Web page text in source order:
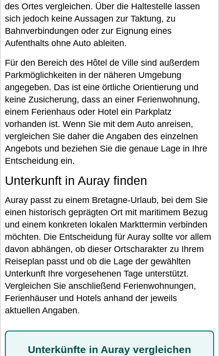
des Ortes vergleichen. Über die Haltestelle lassen
sich jedoch keine Aussagen zur Taktung, zu
Bahnverbindungen oder zur Eignung eines
Aufenthalts ohne Auto ableiten.
Für den Bereich des Hôtel de Ville sind außerdem
Parkmöglichkeiten in der näheren Umgebung
angegeben. Das ist eine örtliche Orientierung und
keine Zusicherung, dass an einer Ferienwohnung,
einem Ferienhaus oder Hotel ein Parkplatz
vorhanden ist. Wenn Sie mit dem Auto anreisen,
vergleichen Sie daher die Angaben des einzelnen
Angebots und beziehen Sie die genaue Lage in Ihre
Entscheidung ein.
Unterkunft in Auray finden
Auray passt zu einem Bretagne-Urlaub, bei dem Sie
einen historisch geprägten Ort mit maritimem Bezug
und einem konkreten lokalen Markttermin verbinden
möchten. Die Entscheidung für Auray sollte vor allem
davon abhängen, ob dieser Ortscharakter zu Ihrem
Reiseplan passt und ob die Lage der gewählten
Unterkunft Ihre vorgesehenen Tage unterstützt.
Vergleichen Sie anschließend Ferienwohnungen,
Ferienhäuser und Hotels anhand der jeweils
aktuellen Angaben.
Unterkünfte in Auray vergleichen